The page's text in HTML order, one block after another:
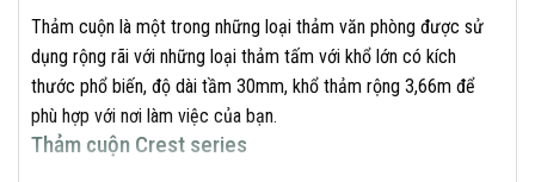
Thảm cuộn là một trong những loại thảm văn phòng được sử
dụng rộng rãi với những loại thảm tấm với khổ lớn có kích
thước phổ biến, độ dài tầm 30mm, khổ thảm rộng 3,66m để
phù hợp với nơi làm việc của bạn.
Thảm cuộn Crest series